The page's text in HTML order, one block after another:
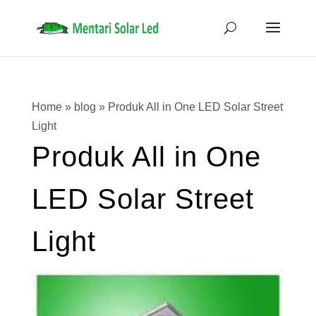
Home» blog » Produk All in One LED Solar Street
Light
Produk All in One
LED Solar Street
Light